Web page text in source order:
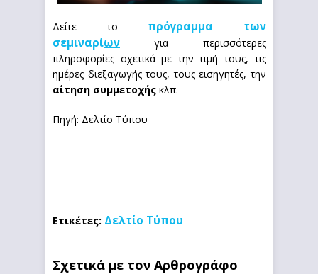
Δείτε το πρόγραμμα των
σεμιναρίων για περισσότερες
πληροφορίες σχετικά με την τιμή τους, τις
ημέρες διεξαγωγής τους, τους εισηγητές, την
αίτηση συμμετοχής κλπ.
Πηγή: Δελτίο Τύπου
Ετικέτες: Δελτίο Τύπου
Σχετικά με τον Αρθρογράφο